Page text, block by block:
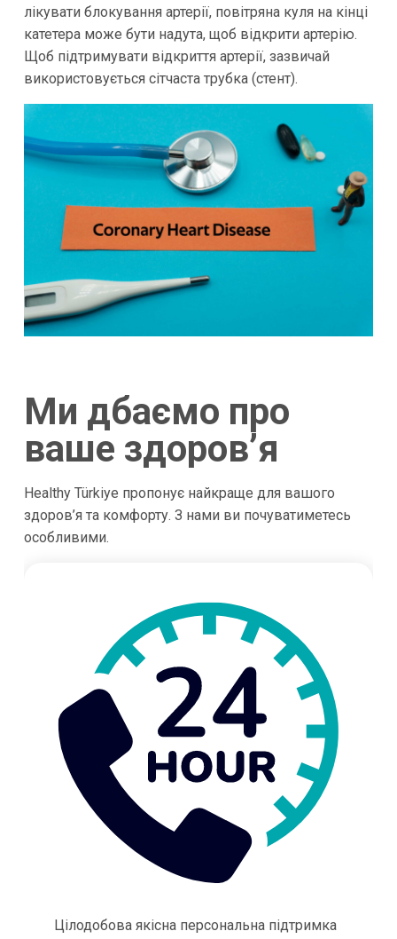
лікувати блокування артерії, повітряна куля на кінці
катетера може бути надута, щоб відкрити артерію.
Щоб підтримувати відкриття артерії, зазвичай
використовується сітчаста трубка (стент).
Ми дбаємо про
ваше здоров’я
Healthy Türkiye пропонує найкраще для вашого
здоров’я та комфорту. З нами ви почуватиметесь
особливими.
Цілодобова якісна персональна підтримка